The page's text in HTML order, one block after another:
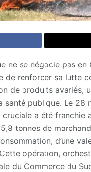
ne se négocie pas en
de renforcer sa lutte
de produits avariés,
santé publique. Le 28
cruciale a été franchie
tonnes de
d’une
opération,
du Commerce du